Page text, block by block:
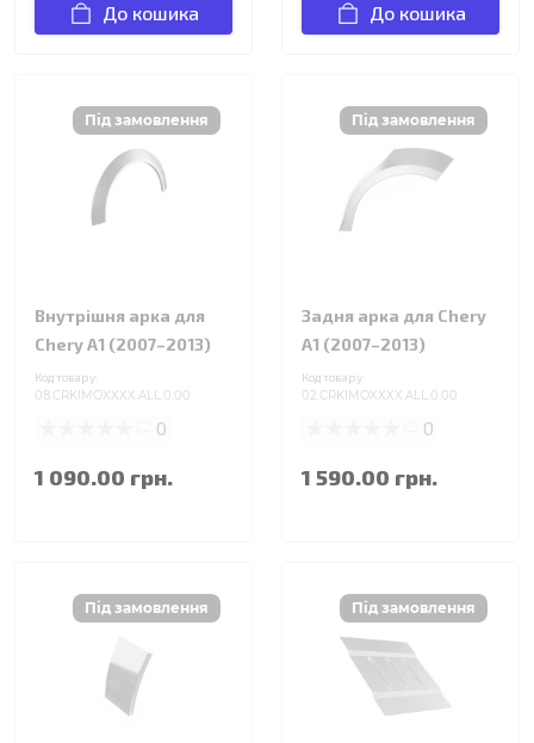
До кошика До кошика
Внутрішня арка для
Chery A1 (2007–2013)
Код товару:
08.CRKIMOXXXX.ALL.0.00
0
1 090.00 грн.
Задня арка для Chery
A1 (2007–2013)
Код товару:
02.CRKIMOXXXX.ALL.0.00
0
1 590.00 грн.